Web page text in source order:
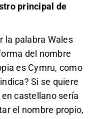
principal de
la palabra Wales
del nombre
es Cymru, como
Si se quiere
castellano sería
el nombre propio,